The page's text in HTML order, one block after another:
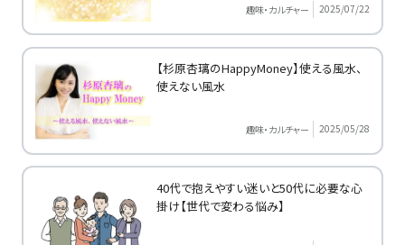
趣味・カルチャー 2025/07/22
【杉原杏璃のHappyMoney】使える風水、
使えない風水
趣味・カルチャー 2025/05/28
40代で抱えやすい迷いと50代に必要な心
掛け【世代で変わる悩み】